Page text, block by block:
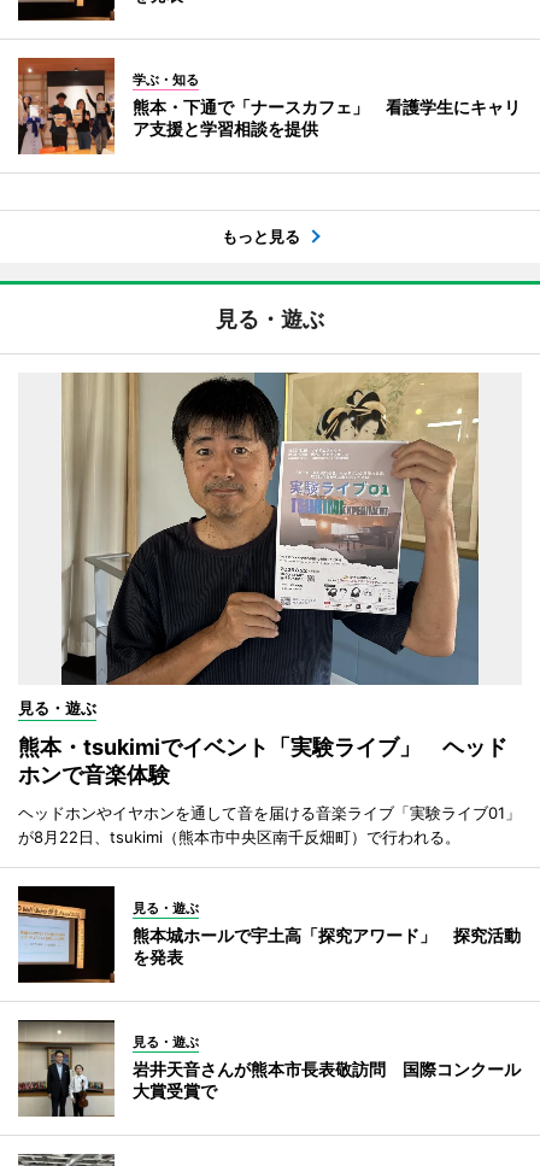
学ぶ・知る
熊本・下通で「ナースカフェ」 看護学生にキャリ
ア支援と学習相談を提供
もっと見る
見る・遊ぶ
見る・遊ぶ
熊本・tsukimiでイベント「実験ライブ」 ヘッド
ホンで音楽体験
ヘッドホンやイヤホンを通して音を届ける音楽ライブ「実験ライブ01」
が8月22日、tsukimi（熊本市中央区南千反畑町）で行われる。
見る・遊ぶ
熊本城ホールで宇土高「探究アワード」 探究活動
を発表
見る・遊ぶ
岩井天音さんが熊本市長表敬訪問 国際コンクール
大賞受賞で